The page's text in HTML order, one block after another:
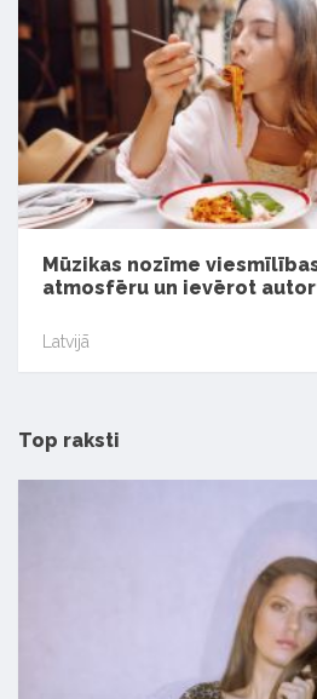
Mūzikas nozīme
atmosfēru un ievērot
Latvijā
Top raksti